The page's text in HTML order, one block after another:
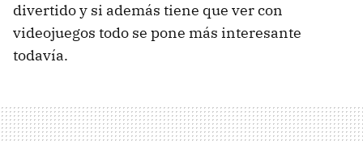
divertido y si además tiene que ver con
videojuegos todo se pone más interesante
todavía.